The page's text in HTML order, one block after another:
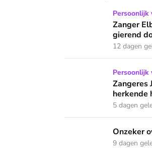
Zanger Elbert Smelt
Persoonlijk
Zanger
gierend
12 dagen
Zangeres Joke Buis
Persoonlijk
Zangeres
herkende
5 dagen
Onzeker over je lijf:
Onzeker
9 dagen